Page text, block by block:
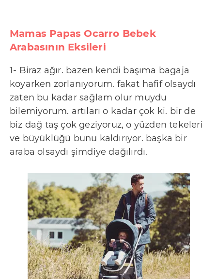
Mamas Papas Ocarro Bebek
Arabasının Eksileri
1- Biraz ağır. bazen kendi başıma bagaja
koyarken zorlanıyorum. fakat hafif olsaydı
zaten bu kadar sağlam olur muydu
bilemiyorum. artıları o kadar çok ki. bir de
biz dağ taş çok geziyoruz, o yüzden tekeleri
ve büyüklüğü bunu kaldırıyor. başka bir
araba olsaydı şimdiye dağılırdı.